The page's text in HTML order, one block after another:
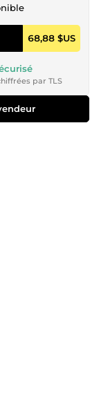
68,88 $US
par TLS